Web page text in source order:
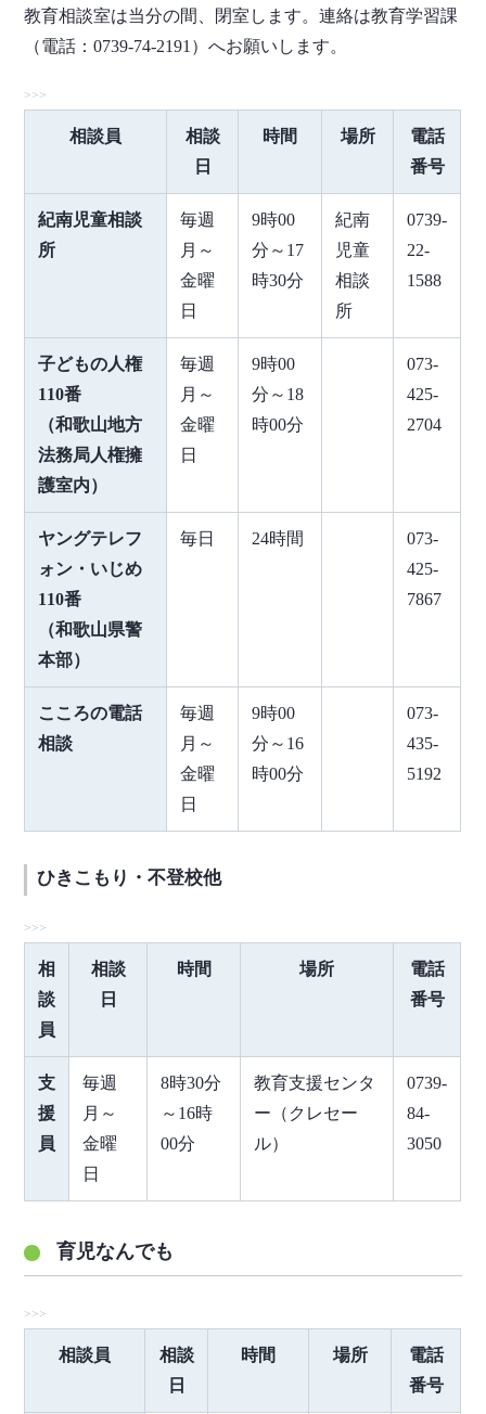
教育相談室は当分の間、閉室します。連絡は教育学習課
（電話：0739-74-2191）へお願いします。
相談員
相談
日
時間 場所
電話
番号
紀南児童相談
所
毎週
月～
金曜
日
9時00
分～17
時30分
紀南
児童
相談
所
0739-
22-
1588
子どもの人権
110番
（和歌山地方
法務局人権擁
護室内）
毎週
月～
金曜
日
9時00
分～18
時00分
073-
425-
2704
ヤングテレフ
ォン・いじめ
110番
（和歌山県警
本部）
毎日 24時間
073-
425-
7867
こころの電話
相談
毎週
月～
金曜
日
9時00
分～16
時00分
073-
435-
5192
ひきこもり・不登校他
相
談
員
相談
日
時間 場所
電話
番号
支
援
員
毎週
月～
金曜
日
8時30分
～16時
00分
教育支援センタ
ー（クレセー
ル）
0739-
84-
3050
育児なんでも
相談員
相談
日
時間 場所
電話
番号